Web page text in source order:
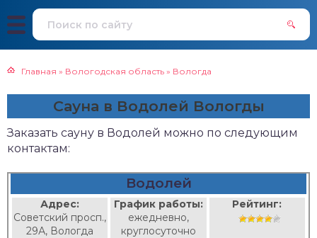
Главная » Вологодская область » Вологда
Сауна в Водолей Вологды
Заказать сауну в Водолей можно по следующим
контактам:
Водолей
Адрес:
Советский просп.,
29А, Вологда
График работы:
ежедневно,
круглосуточно
Рейтинг: